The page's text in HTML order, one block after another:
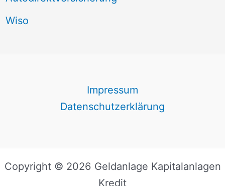
Wiso
Impressum
Datenschutzerklärung
Copyright © 2026 Geldanlage Kapitalanlagen
Kredit